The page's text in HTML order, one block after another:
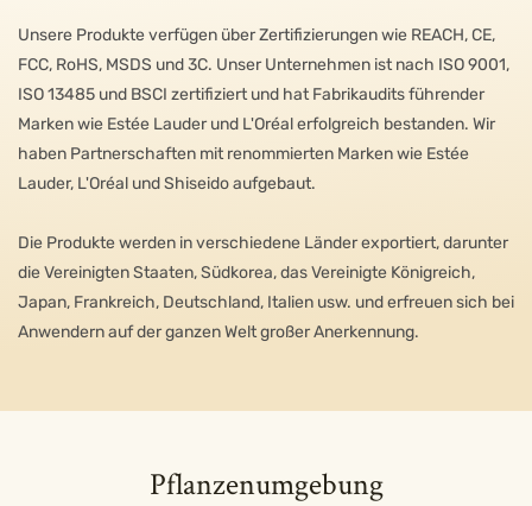
Unsere Produkte verfügen über Zertifizierungen wie REACH, CE,
FCC, RoHS, MSDS und 3C. Unser Unternehmen ist nach ISO 9001,
ISO 13485 und BSCI zertifiziert und hat Fabrikaudits führender
Marken wie Estée Lauder und L'Oréal erfolgreich bestanden. Wir
haben Partnerschaften mit renommierten Marken wie Estée
Lauder, L'Oréal und Shiseido aufgebaut.
Die Produkte werden in verschiedene Länder exportiert, darunter
die Vereinigten Staaten, Südkorea, das Vereinigte Königreich,
Japan, Frankreich, Deutschland, Italien usw. und erfreuen sich bei
Anwendern auf der ganzen Welt großer Anerkennung.
Pflanzenumgebung